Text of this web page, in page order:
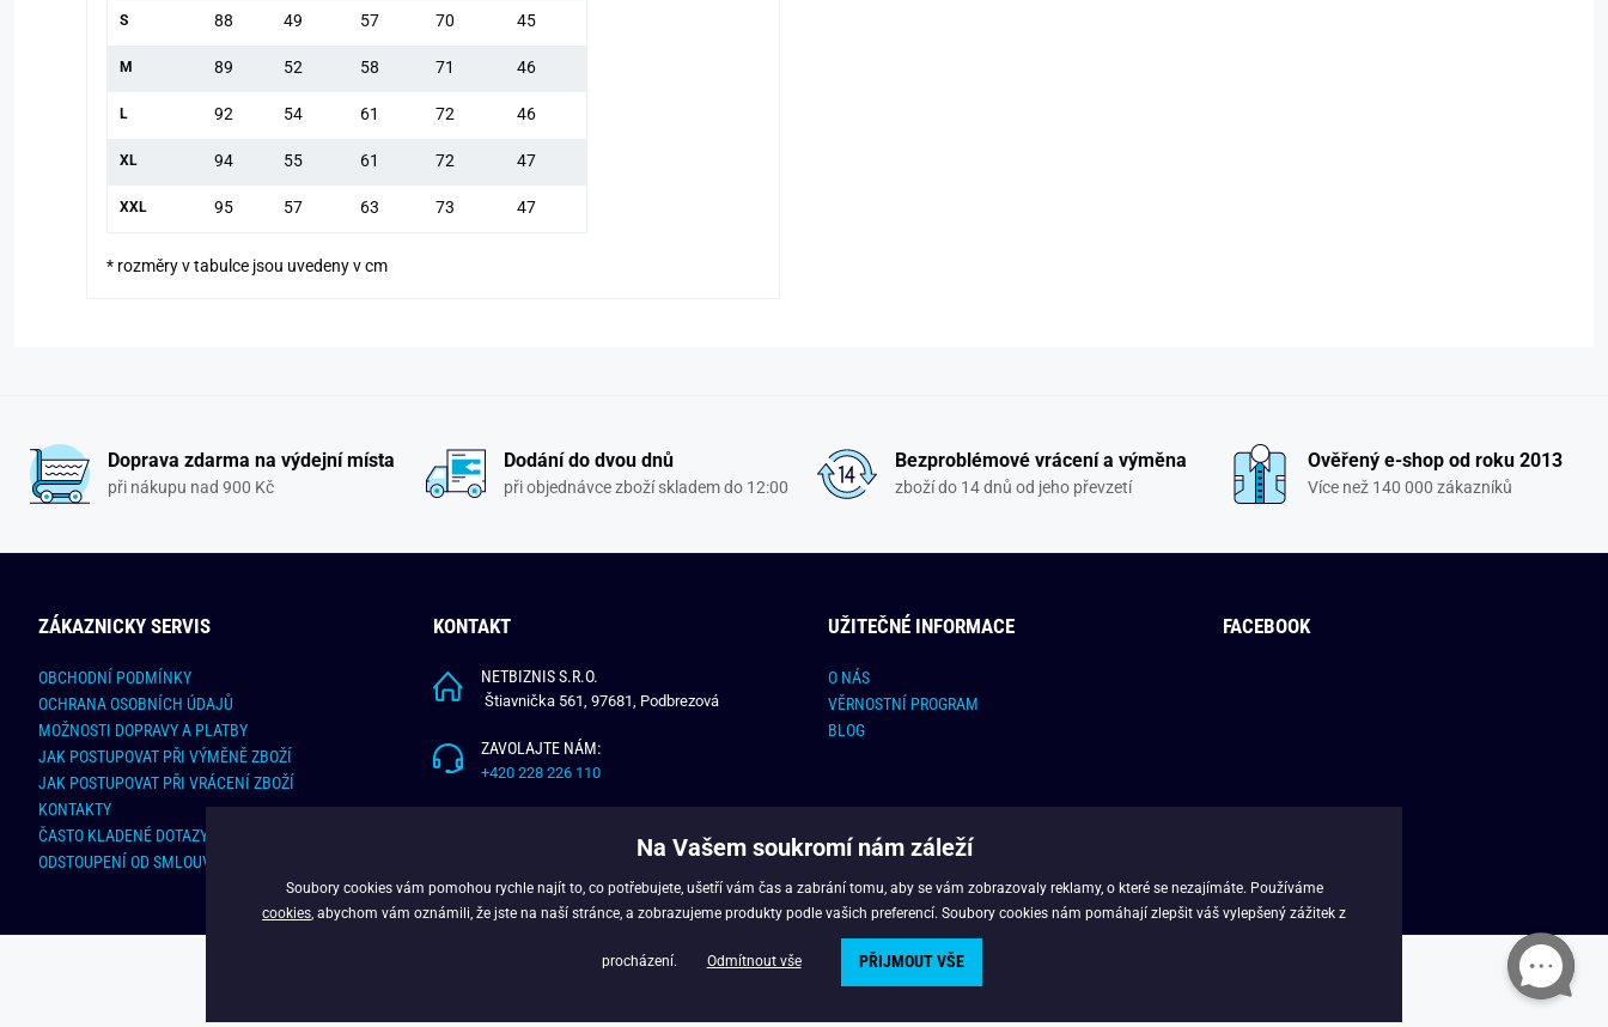
S 88 49 57 70 45
M 89 52 58 71 46
L 92 54 61 72 46
XL 94 55 61 72 47
XXL 95 57 63 73 47
* rozměry v tabulce jsou uvedeny v cm
Doprava zdarma na výdejní místa
při nákupu nad 900 Kč
Dodání do dvou dnů
při objednávce zboží skladem do 12:00
Bezproblémové vrácení a výměna
zboží do 14 dnů od jeho převzetí
Ověřený e-shop od roku 2013
Více než 140 000 zákazníků
ZÁKAZNICKY SERVIS
OBCHODNÍ PODMÍNKY
OCHRANA OSOBNÍCH ÚDAJŮ
MOŽNOSTI DOPRAVY A PLATBY
JAK POSTUPOVAT PŘI VÝMĚNĚ ZBOŽÍ
JAK POSTUPOVAT PŘI VRÁCENÍ ZBOŽÍ
KONTAKTY
ČASTO KLADENÉ DOTAZY
ODSTOUPENÍ OD SMLOUVY - ONLINE FORMULÁŘ
KONTAKT
NETBIZNIS S.R.O.
Štiavnička 561, 97681, Podbrezová
ZAVOLAJTE NÁM:
+420 228 226 110
UŽITEČNÉ INFORMACE
O NÁS
VĚRNOSTNÍ PROGRAM
BLOG
FACEBOOK
Copyright © 2024 - Budchlap.cz Všechna práva vyhrazena. webdesign © litvanyi.sk
Na Vašem soukromí nám záleží
Soubory cookies vám pomohou rychle najít to, co potřebujete, ušetří vám čas a zabrání tomu, aby se vám zobrazovaly reklamy, o které se nezajímáte. Používáme
cookies , abychom vám oznámili, že jste na naší stránce, a zobrazujeme produkty podle vašich preferencí. Soubory cookies nám pomáhají zlepšit váš vylepšený zážitek z
procházení. Odmítnout vše PŘIJMOUT VŠE